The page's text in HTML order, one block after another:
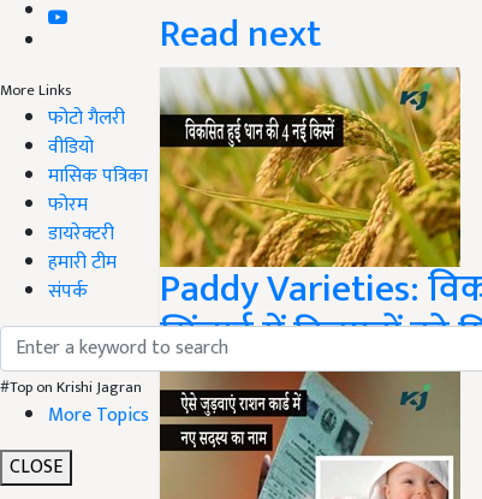
More Links
फोटो गैलरी
वीडियो
मासिक पत्रिका
फोरम
डायरेक्टरी
हमारी टीम
संपर्क
#Top on Krishi Jagran
More Topics
CLOSE
Read next
Paddy Varieties:
सिंचाई में किसानों को